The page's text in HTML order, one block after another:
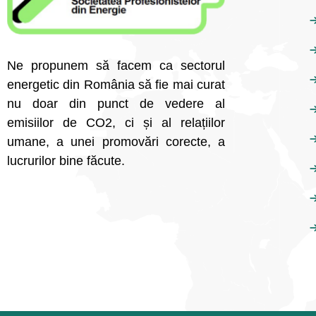
Ne propunem să facem ca sectorul
energetic din România să fie mai curat
nu doar din punct de vedere al
emisiilor de CO2, ci și al relațiilor
umane, a unei promovări corecte, a
lucrurilor bine făcute.